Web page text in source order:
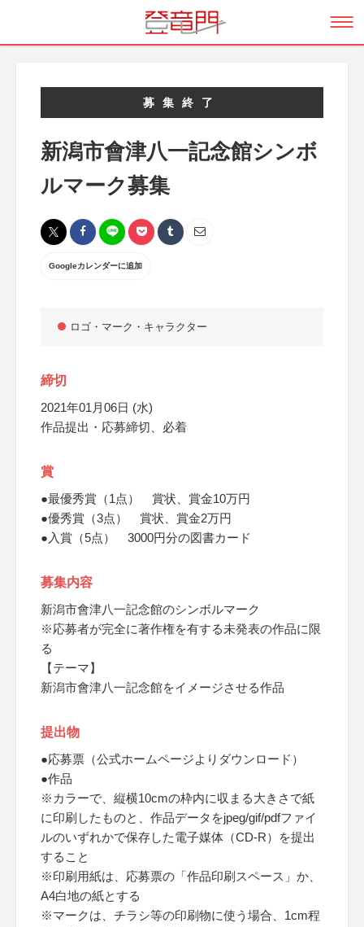
募集終了
新潟市會津八一記念館シンボ
ルマーク募集
Googleカレンダーに追加
ロゴ・マーク・キャラクター
締切
2021年01月06日 (水)
作品提出・応募締切、必着
賞
●最優秀賞（1点） 賞状、賞金10万円
●優秀賞（3点） 賞状、賞金2万円
●入賞（5点） 3000円分の図書カード
募集内容
新潟市會津八一記念館のシンボルマーク
※応募者が完全に著作権を有する未発表の作品に限
る
【テーマ】
新潟市會津八一記念館をイメージさせる作品
提出物
●応募票（公式ホームページよりダウンロード）
●作品
※カラーで、縦横10cmの枠内に収まる大きさで紙
に印刷したものと、作品データをjpeg/gif/pdfファイ
ルのいずれかで保存した電子媒体（CD-R）を提出
すること
※印刷用紙は、応募票の「作品印刷スペース」か、
A4白地の紙とする
※マークは、チラシ等の印刷物に使う場合、1cm程